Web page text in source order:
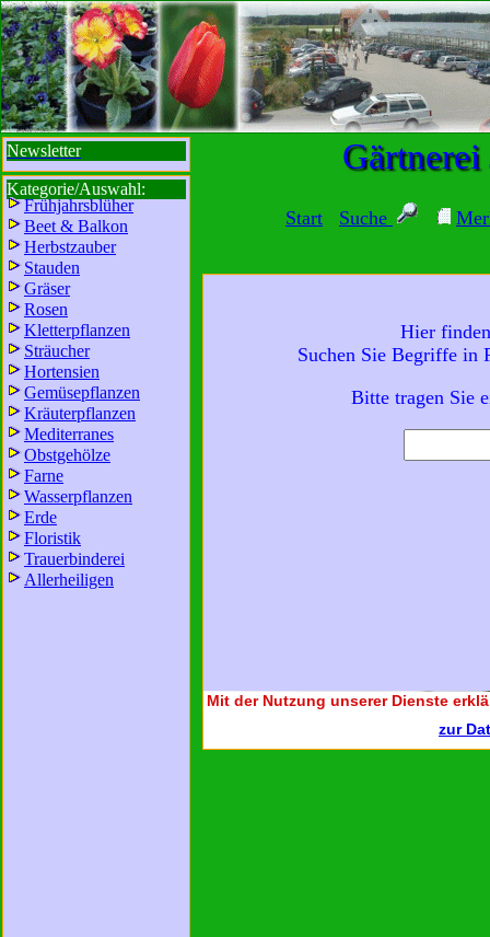
sbisbbib
Start Suche
Gärtnerei
Newsletter
Kategorie/Auswahl:
Frühjahrsblüher
Beet & Balkon
Herbstzauber
Stauden
Gräser
Rosen
Kletterpflanzen
Sträucher
Hortensien
Gemüsepflanzen
Kräuterpflanzen
Mediterranes
Obstgehölze
Farne
Wasserpflanzen
Erde
Floristik
Trauerbinderei
Allerheiligen
Wir sind für Sie da:
8 - 18 Uhr
Hier
Suchen Sie Begriffe in
Bitte tragen Sie
Mit der Nutzung unserer Dienste
zur